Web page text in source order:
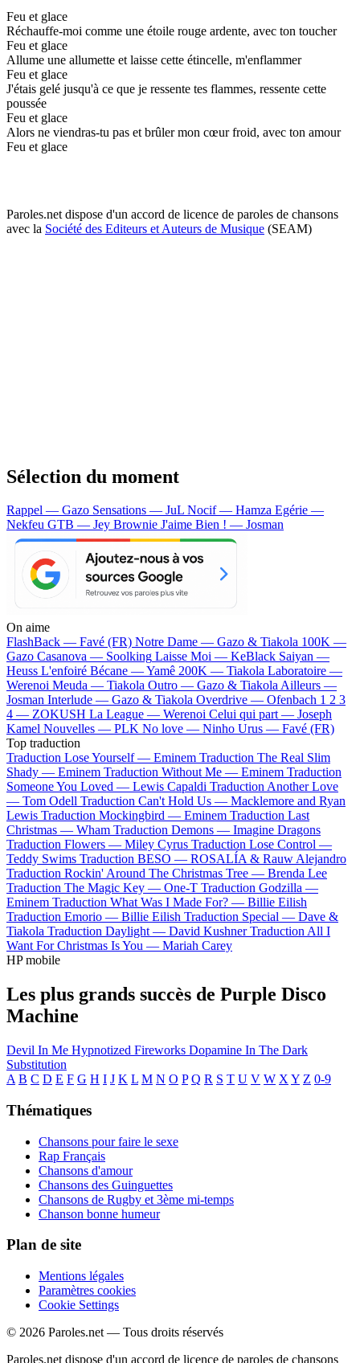
Feu et glace
Réchauffe-moi comme une étoile rouge ardente, avec ton toucher
Feu et glace
Allume une allumette et laisse cette étincelle, m'enflammer
Feu et glace
J'étais gelé jusqu'à ce que je ressente tes flammes, ressente cette
poussée
Feu et glace
Alors ne viendras-tu pas et brûler mon cœur froid, avec ton amour
Feu et glace
Paroles.net dispose d'un accord de licence de paroles de chansons
avec la Société des Editeurs et Auteurs de Musique (SEAM)
Sélection du moment
Rappel — Gazo Sensations — JuL Nocif — Hamza Egérie —
Nekfeu GTB — Jey Brownie J'aime Bien ! — Josman
On aime
FlashBack — Favé (FR) Notre Dame — Gazo & Tiakola 100K —
Gazo Casanova — Soolking Laisse Moi — KeBlack Saiyan —
Heuss L'enfoiré Bécane —Yamê 200K — Tiakola Laboratoire —
Werenoi Meuda — Tiakola Outro — Gazo & TiakolaAilleurs —
Josman Interlude — Gazo & Tiakola Overdrive — Ofenbach 1 2 3
4 — ZOKUSH La League — Werenoi Celui qui part — Joseph
Kamel Nouvelles — PLK No love — Ninho Urus — Favé (FR)
Top traduction
Traduction Lose Yourself — Eminem Traduction The Real Slim
Shady — Eminem Traduction Without Me — Eminem Traduction
Someone You Loved — Lewis Capaldi Traduction Another Love
— Tom Odell Traduction Can't Hold Us — Macklemore and Ryan
Lewis Traduction Mockingbird — Eminem Traduction Last
Christmas — Wham Traduction Demons — Imagine Dragons
Traduction Flowers — Miley Cyrus Traduction Lose Control —
Teddy Swims Traduction BESO — ROSALÍA & Rauw Alejandro
Traduction Rockin' Around The Christmas Tree — Brenda Lee
Traduction The Magic Key — One-T Traduction Godzilla —
Eminem Traduction What Was I Made For? — Billie Eilish
Traduction Emorio — Billie Eilish Traduction Special — Dave &
Tiakola Traduction Daylight — David Kushner Traduction All I
Want For Christmas Is You — Mariah Carey
HP mobile
Les plus grands succès de Purple Disco
Machine
Devil In Me Hypnotized Fireworks Dopamine In The Dark
Substitution
A B C D E F G H I J K L M N O P Q R S T U V W X Y Z 0-9
Thématiques
Chansons pour faire le sexe
Rap Français
Chansons d'amour
Chansons des Guinguettes
Chansons de Rugby et 3ème mi-temps
Chanson bonne humeur
Plan de site
Mentions légales
Paramètres cookies
Cookie Settings
© 2026 Paroles.net — Tous droits réservés
Paroles.net dispose d'un accord de licence de paroles de chansons